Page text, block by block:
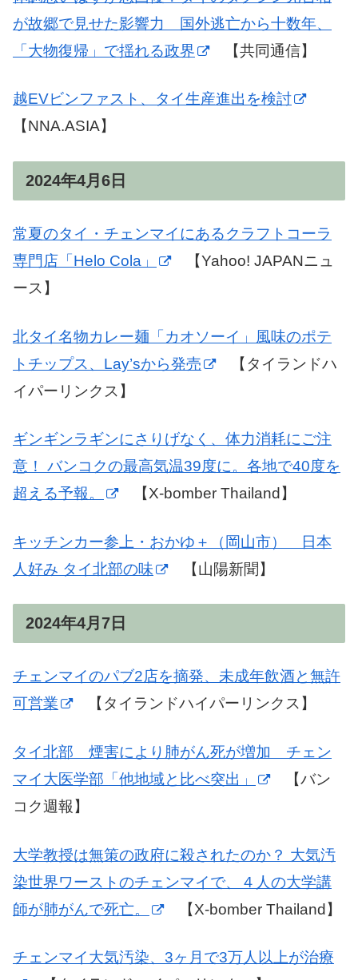
が故郷で見せた影響力 国外逃亡から十数年、
「大物復帰」で揺れる政界
【共同通信】
越EVビンファスト、タイ生産進出を検討
【NNA.ASIA】
2024年4月6日
常夏のタイ・チェンマイにあるクラフトコーラ
専門店「Helo Cola」
【Yahoo! JAPANニュ
ース】
北タイ名物カレー麺「カオソーイ」風味のポテ
トチップス、Lay’sから発売
【タイランドハ
イパーリンクス】
ギンギンラギンにさりげなく、体力消耗にご注
意！ バンコクの最高気温39度に。各地で40度を
超える予報。
【X-bomber Thailand】
キッチンカー参上・おかゆ＋（岡山市） 日本
人好み タイ北部の味
【山陽新聞】
2024年4月7日
チェンマイのパブ2店を摘発、未成年飲酒と無許
可営業
【タイランドハイパーリンクス】
タイ北部 煙害により肺がん死が増加 チェン
マイ大医学部「他地域と比べ突出」
【バン
コク週報】
大学教授は無策の政府に殺されたのか？ 大気汚
染世界ワーストのチェンマイで、４人の大学講
師が肺がんで死亡。
【X-bomber Thailand】
チェンマイ大気汚染、3ヶ月で3万人以上が治療